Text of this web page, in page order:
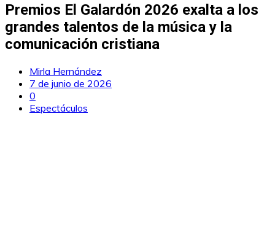
Premios El Galardón 2026 exalta a los
grandes talentos de la música y la
comunicación cristiana
Mirla Hernández
7 de junio de 2026
0
Espectáculos